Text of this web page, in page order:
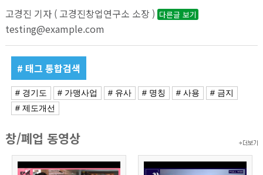
고경진 기자 ( 고경진창업연구소 소장 ) 다른글 보기
testing@example.com
# 태그 통합검색
# 경기도 # 가맹사업 # 유사 # 명칭 # 사용
# 금지
# 제도개선
창/폐업 동영상